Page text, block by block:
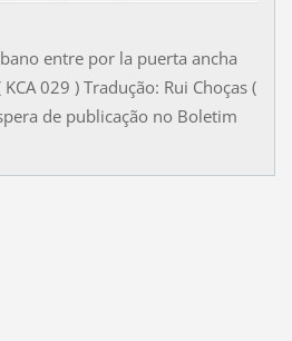
entre por la puerta ancha
029 ) Tradução: Rui Choças (
de publicação no Boletim